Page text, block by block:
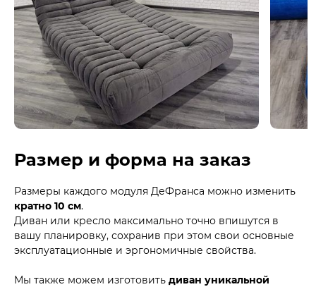
Размер и форма на заказ
Размеры каждого модуля ДеФранса можно изменить
кратно 10 см.
Диван или кресло максимально точно впишутся в
вашу планировку, сохранив при этом свои основные
эксплуатационные и эргономичные свойства.
Мы также можем изготовить диван уникальной